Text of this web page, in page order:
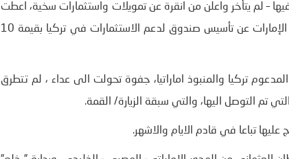
– لم يتأخر واعلن من انقرة عن تمويلات واستثمارات سخية، اعطت
اوكسيجين لسلطان اسطنبول، هو في حاجة ماسة اليه ( اعلان الإمارات عن تأسيس صندوق لدعم الاستثمارات في تركيا بقيمة 10
تركيا والمنبوذ اماراتيا، جفوة تحولت الى عداء ، لم تتطرق
تم التوصل اليها، والتي سبقة الزيارة/ القمة.
تباعا في قادم الايام والاشهر.